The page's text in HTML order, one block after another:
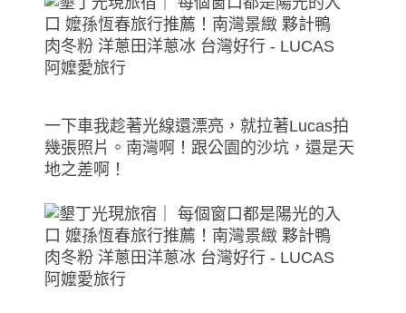
一下車我趁著光線還漂亮，就拉著Lucas拍
幾張照片。南灣啊！跟公園的沙坑，還是天
地之差啊！